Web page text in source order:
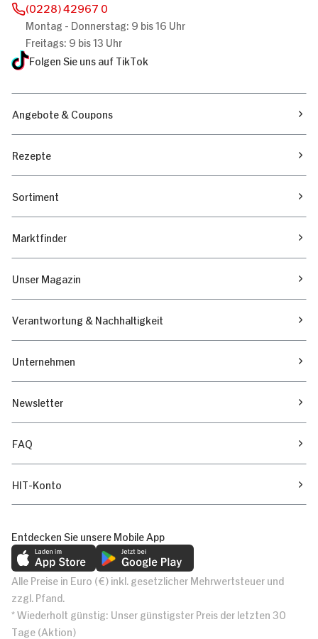
(0228) 42967 0
Montag - Donnerstag: 9 bis 16 Uhr
Freitags: 9 bis 13 Uhr
Folgen Sie uns auf TikTok
Angebote & Coupons
Rezepte
Sortiment
Marktfinder
Unser Magazin
Verantwortung & Nachhaltigkeit
Unternehmen
Newsletter
FAQ
HIT-Konto
Entdecken Sie unsere Mobile App
Alle Preise in Euro (€) inkl. gesetzlicher Mehrwertsteuer und
zzgl. Pfand.
* Wiederholt günstig: Unser günstigster Preis der letzten 30
Tage (Aktion)